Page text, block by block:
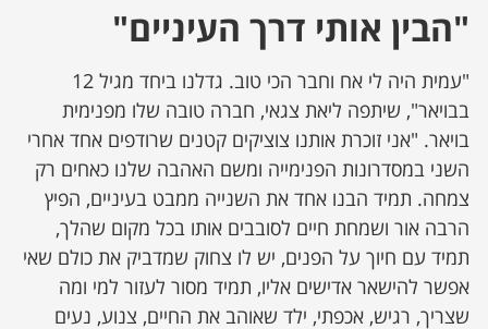
"הבין אותי דרך העיניים"
"עמית היה לי אח וחבר הכי טוב. גדלנו ביחד מגיל 12
בבויאר", שיתפה ליאת צגאי, חברה טובה שלו מפנימית
בויאר. "אני זוכרת אותנו צוציקים קטנים שרודפים אחד אחרי
השני במסדרונות הפנימייה ומשם האהבה שלנו כאחים רק
צמחה. תמיד הבנו אחד את השנייה ממבט בעיניים, הפיץ
הרבה אור ושמחת חיים לסובבים אותו בכל מקום שהלך,
תמיד עם חיוך על הפנים, יש לו צחוק שמדביק את כולם שאי
אפשר להישאר אדישים אליו, תמיד מסור לעזור למי ומה
שצריך, רגיש, אכפתי, ילד שאוהב את החיים, צנוע, נעים